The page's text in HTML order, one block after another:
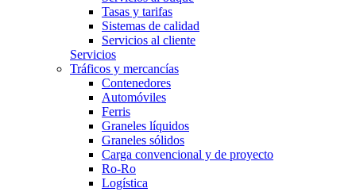
Tasas y tarifas
Sistemas de calidad
Servicios al cliente
Servicios
Tráficos y mercancías
Contenedores
Automóviles
Ferris
Graneles líquidos
Graneles sólidos
Carga convencional y de proyecto
Ro-Ro
Logística